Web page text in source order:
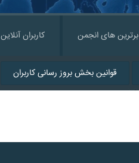
برترین های انجمن کاربران آنلاین
قوانین بخش بروز رسانی کاربران